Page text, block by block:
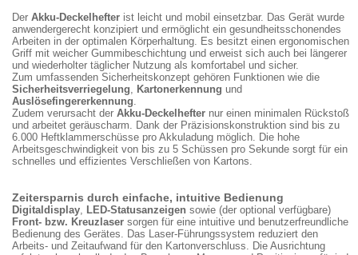
Der Akku-Deckelhefter ist leicht und mobil einsetzbar. Das Gerät wurde
anwendergerecht konzipiert und ermöglicht ein gesundheitsschonendes
Arbeiten in der optimalen Körperhaltung. Es besitzt einen ergonomischen
Griff mit weicher Gummibeschichtung und erweist sich auch bei längerer
und wiederholter täglicher Nutzung als komfortabel und sicher.
Zum umfassenden Sicherheitskonzept gehören Funktionen wie die
Sicherheitsverriegelung
Kartonerkennung und
Auslösefingererkennung
Zudem verursacht der Akku-Deckelhefter nur einen minimalen Rückstoß
und arbeitet geräuscharm. Dank der Präzisionskonstruktion sind bis zu
6.000 Heftklammerschüsse pro Akkuladung möglich. Die hohe
Arbeitsgeschwindigkeit von bis zu 5 Schüssen pro Sekunde sorgt für ein
schnelles und effizientes Verschließen von Kartons.
Zeitersparnis durch einfache, intuitive Bedienung
Digitaldisplay LED-Statusanzeigen sowie (der optional verfügbare)
Front- bzw. Kreuzlaser sorgen für eine intuitive und benutzerfreundliche
Bedienung des Gerätes. Das Laser-Führungssystem reduziert den
Arbeits- und Zeitaufwand für den Kartonverschluss. Die Ausrichtung